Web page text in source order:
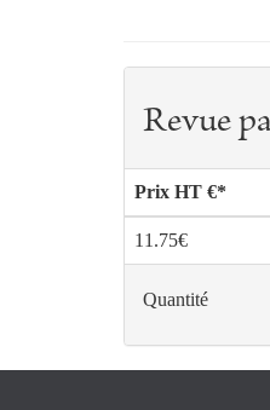
Revue
Prix HT €*
11.75€
Quantité